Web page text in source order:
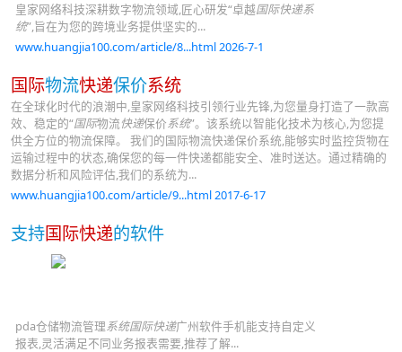
皇家网络科技深耕数字物流领域,匠心研发“卓越国际快递系
统”,旨在为您的跨境业务提供坚实的...
www.huangjia100.com/article/8...html 2026-7-1
国际物流快递保价系统
在全球化时代的浪潮中,皇家网络科技引领行业先锋,为您量身打造了一款高
效、稳定的“国际物流快递保价系统”。该系统以智能化技术为核心,为您提
供全方位的物流保障。 我们的国际物流快递保价系统,能够实时监控货物在
运输过程中的状态,确保您的每一件快递都能安全、准时送达。通过精确的
数据分析和风险评估,我们的系统为...
www.huangjia100.com/article/9...html 2017-6-17
支持国际快递的软件
pda仓储物流管理系统国际快递广州软件手机能支持自定义
报表,灵活满足不同业务报表需要,推荐了解...